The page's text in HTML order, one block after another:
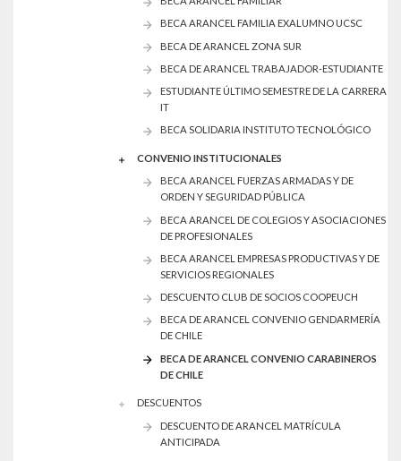
BECA ARANCEL FAMILIA EXALUMNO UCSC
BECA DE ARANCEL ZONA SUR
BECA DE ARANCEL TRABAJADOR-ESTUDIANTE
ESTUDIANTE ÚLTIMO SEMESTRE DE LA CARRERA
IT
BECA SOLIDARIA INSTITUTO TECNOLÓGICO
CONVENIO INSTITUCIONALES
BECA ARANCEL FUERZAS ARMADAS Y DE
ORDEN Y SEGURIDAD PÚBLICA
BECA ARANCEL DE COLEGIOS Y ASOCIACIONES
DE PROFESIONALES
BECA ARANCEL EMPRESAS PRODUCTIVAS Y DE
SERVICIOS REGIONALES
DESCUENTO CLUB DE SOCIOS COOPEUCH
BECA DE ARANCEL CONVENIO GENDARMERÍA
DE CHILE
BECA DE ARANCEL CONVENIO CARABINEROS
DE CHILE
DESCUENTOS
DESCUENTO DE ARANCEL MATRÍCULA
ANTICIPADA